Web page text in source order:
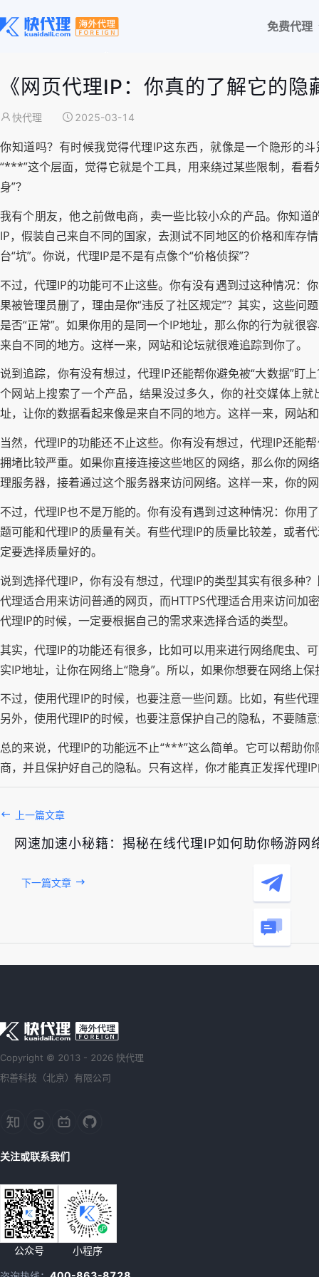
免费代理
《网页代理IP：你真的了解它的
快代理 2025-03-14
你知道吗？有时候我觉得代理IP这东西，就像是一个隐形的
“***”这个层面，觉得它就是个工具，用来绕过某些限制，看
身”？
我有个朋友，他之前做电商，卖一些比较小众的产品。你知
IP，假装自己来自不同的国家，去测试不同地区的价格和库存
台“坑”。你说，代理IP是不是有点像个“价格侦探”？
不过，代理IP的功能可不止这些。你有没有遇到过这种情况：
果被管理员删了，理由是你“违反了社区规定”？其实，这些
是否“正常”。如果你用的是同一个IP地址，那么你的行为就
来自不同的地方。这样一来，网站和论坛就很难追踪到你了。
说到追踪，你有没有想过，代理IP还能帮你避免被“大数据”盯
个网站上搜索了一个产品，结果没过多久，你的社交媒体上
址，让你的数据看起来像是来自不同的地方。这样一来，网站
当然，代理IP的功能还不止这些。你有没有想过，代理IP还能
拥堵比较严重。如果你直接连接这些地区的网络，那么你的网
理服务器，接着通过这个服务器来访问网络。这样一来，你的
不过，代理IP也不是万能的。你有没有遇到过这种情况：你用
题可能和代理IP的质量有关。有些代理IP的质量比较差，或者
定要选择质量好的。
说到选择代理IP，你有没有想过，代理IP的类型其实有很多种
代理适合用来访问普通的网页，而HTTPS代理适合用来访问加
代理IP的时候，一定要根据自己的需求来选择合适的类型。
其实，代理IP的功能还有很多，比如可以用来进行网络爬虫、
实IP地址，让你在网络上“隐身”。所以，如果你想要在网络上
不过，使用代理IP的时候，也要注意一些问题。比如，有些代
另外，使用代理IP的时候，也要注意保护自己的隐私，不要随
总的来说，代理IP的功能远不止“***”这么简单。它可以帮助
商，并且保护好自己的隐私。只有这样，你才能真正发挥代理
上一篇文章
网速加速小秘籍：揭秘在线代理IP如何助你畅游网
下一篇文章
Copyright © 2013 - 2026 快代理
积善科技（北京）有限公司
关注或联系我们
公众号 小程序